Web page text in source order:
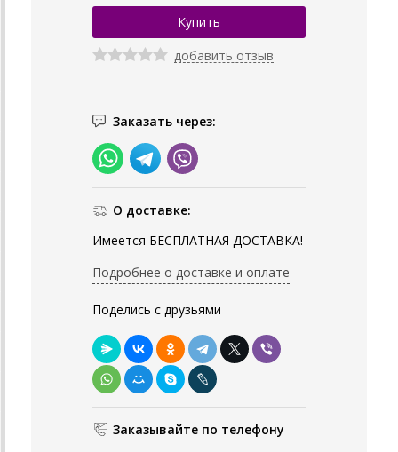
добавить отзыв
Заказать через:
О доставке:
Имеется БЕСПЛАТНАЯ ДОСТАВКА!
Подробнее о доставке и оплате
Поделись с друзьями
Заказывайте по телефону